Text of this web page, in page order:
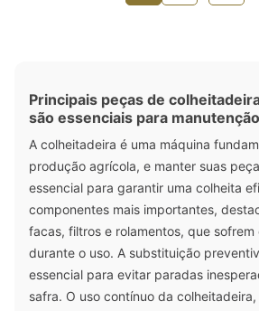
Principais peças de
são essenciais para manutenção
A colheitadeira é uma máquina
produção agrícola, e manter suas
essencial para garantir uma colheita
componentes mais importantes,
facas, filtros e rolamentos, que
durante o uso. A substituição
essencial para evitar paradas
safra. O uso contínuo da